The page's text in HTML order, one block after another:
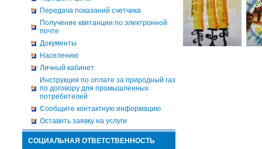
Передача показаний счетчика
Получение квитанции по электронной
почте
Документы
Населению
Личный кабинет
Инструкция по оплате за природный газ
по договору для промышленных
потребителей
Сообщите контактную информацию
Оставить заявку на услуги
СОЦИАЛЬНАЯ ОТВЕТСТВЕННОСТЬ